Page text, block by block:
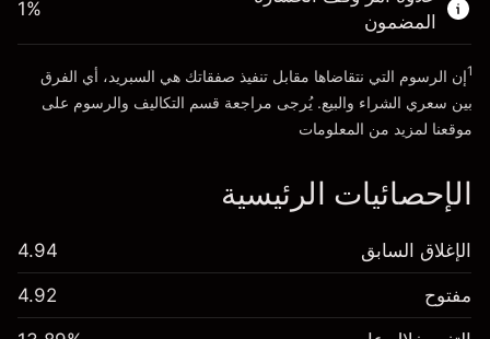
الأموال من الرافعة المالية ~ دولار
انتقل إلى المنصة
المضمون
1%
1إن الرسوم التي نتقاضاها مقابل تنفيذ صفقاتك هي السبريد، أي الفرق
بين سعري الشراء والبيع. يُرجى مراجعة قسم التكاليف والرسوم على
موقعنا لمزيد من المعلومات
الإحصائيات الرئيسية
الإغلاق السابق 4.94
مفتوح 4.92